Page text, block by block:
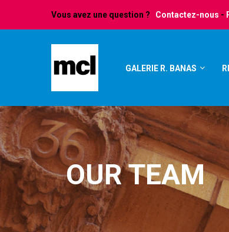
Vous avez une question ? Contactez-nous -
GALERIE R. BANAS
OUR TEAM